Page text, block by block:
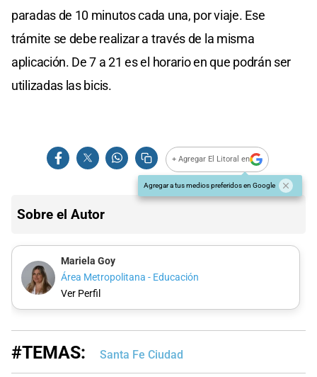
paradas de 10 minutos cada una, por viaje. Ese
trámite se debe realizar a través de la misma
aplicación. De 7 a 21 es el horario en que podrán ser
utilizadas las bicis.
+ Agregar El Litoral en
Agregar a tus medios preferidos en Google
Sobre el Autor
Mariela Goy
Área Metropolitana - Educación
Ver Perfil
#TEMAS: Santa Fe Ciudad